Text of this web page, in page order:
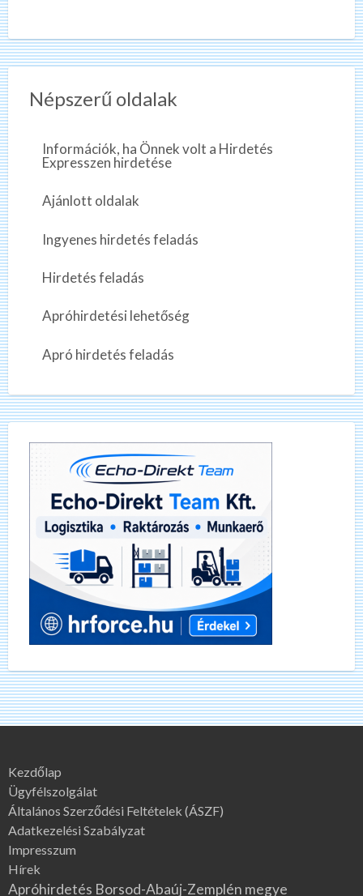
Népszerű oldalak
Információk, ha Önnek volt a Hirdetés
Expresszen hirdetése
Ajánlott oldalak
Ingyenes hirdetés feladás
Hirdetés feladás
Apróhirdetési lehetőség
Apró hirdetés feladás
Kezdőlap
Ügyfélszolgálat
Általános Szerződési Feltételek (ÁSZF)
Adatkezelési Szabályzat
Impresszum
Hírek
Apróhirdetés Borsod-Abaúj-Zemplén megye